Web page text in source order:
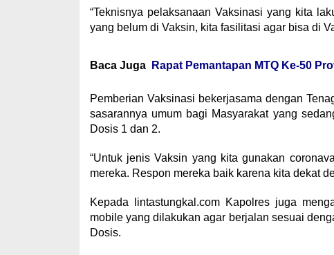
“Teknisnya pelaksanaan Vaksinasi yang kita
yang belum di Vaksin, kita fasilitasi agar bisa di
Baca Juga Rapat Pemantapan MTQ Ke-50
Pemberian Vaksinasi bekerjasama dengan
sasarannya umum bagi Masyarakat yang
Dosis 1 dan 2.
“Untuk jenis Vaksin yang kita gunakan
mereka. Respon mereka baik karena kita dekat
Kepada lintastungkal.com Kapolres juga
mobile yang dilakukan agar berjalan sesuai
Dosis.